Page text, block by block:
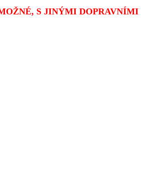
S JINÝMI DOPRAVNÍMI